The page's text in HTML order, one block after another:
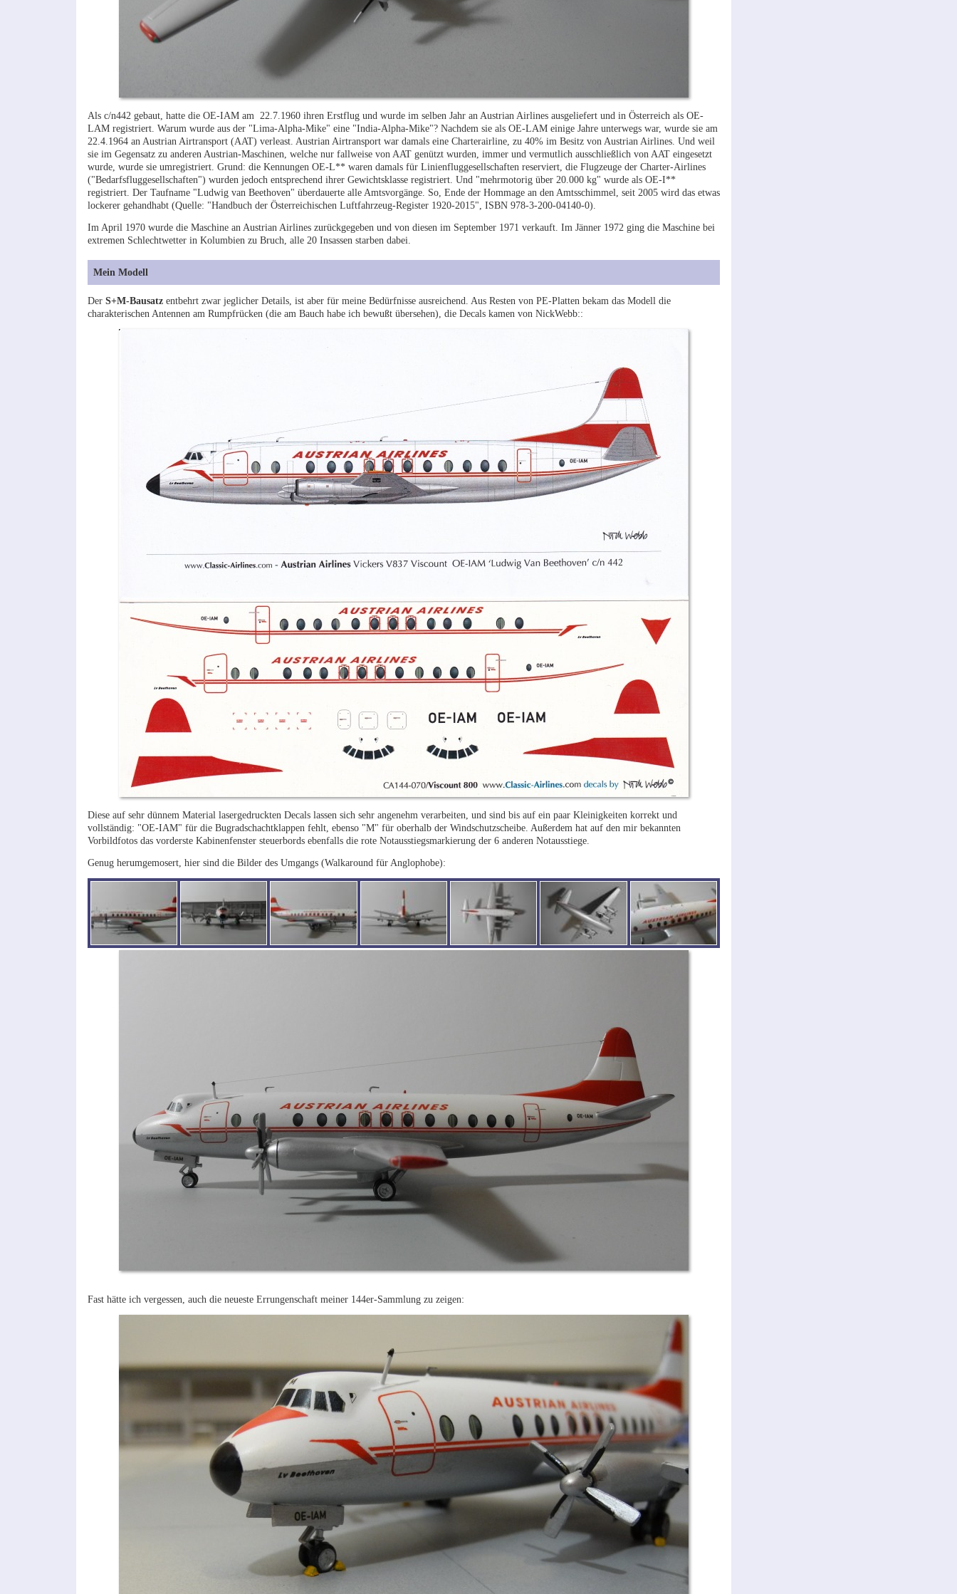
Als c/n442 gebaut, hatte die OE-IAM am 22.7.1960 ihren Erstflug und wurde im selben Jahr an Austrian Airlines ausgeliefert und in Österreich als OE-
LAM registriert. Warum wurde aus der "Lima-Alpha-Mike" eine "India-Alpha-Mike"? Nachdem sie als OE-LAM einige Jahre unterwegs war, wurde sie am
22.4.1964 an Austrian Airtransport (AAT) verleast. Austrian Airtransport war damals eine Charterairline, zu 40% im Besitz von Austrian Airlines. Und weil
sie im Gegensatz zu anderen Austrian-Maschinen, welche nur fallweise von AAT genützt wurden, immer und vermutlich ausschließlich von AAT eingesetzt
wurde, wurde sie umregistriert. Grund: die Kennungen OE-L** waren damals für Linienfluggesellschaften reserviert, die Flugzeuge der Charter-Airlines
("Bedarfsfluggesellschaften") wurden jedoch entsprechend ihrer Gewichtsklasse registriert. Und "mehrmotorig über 20.000 kg" wurde als OE-I**
registriert. Der Taufname "Ludwig van Beethoven" überdauerte alle Amtsvorgänge. So, Ende der Hommage an den Amtsschimmel, seit 2005 wird das etwas
lockerer gehandhabt (Quelle: "Handbuch der Österreichischen Luftfahrzeug-Register 1920-2015", ISBN 978-3-200-04140-0).
Im April 1970 wurde die Maschine an Austrian Airlines zurückgegeben und von diesen im September 1971 verkauft. Im Jänner 1972 ging die Maschine bei
extremen Schlechtwetter in Kolumbien zu Bruch, alle 20 Insassen starben dabei.
Mein Modell
Der S+M-Bausatzentbehrt zwar jeglicher Details, ist aber für meine Bedürfnisse ausreichend. Aus Resten von PE-Platten bekam das Modell die
charakterischen Antennen am Rumpfrücken (die am Bauch habe ich bewußt übersehen), die Decals kamen von NickWebb::
Diese auf sehr dünnem Material lasergedruckten Decals lassen sich sehr angenehm verarbeiten, und sind bis auf ein paar Kleinigkeiten korrekt und
vollständig: "OE-IAM" für die Bugradschachtklappen fehlt, ebenso "M" für oberhalb der Windschutzscheibe. Außerdem hat auf den mir bekannten
Vorbildfotos das vorderste Kabinenfenster steuerbords ebenfalls die rote Notausstiegsmarkierung der 6 anderen Notausstiege.
Genug herumgemosert, hier sind die Bilder des Umgangs (Walkaround für Anglophobe):
Fast hätte ich vergessen, auch die neueste Errungenschaft meiner 144er-Sammlung zu zeigen: